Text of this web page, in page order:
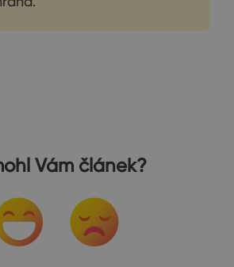
Vám článek?